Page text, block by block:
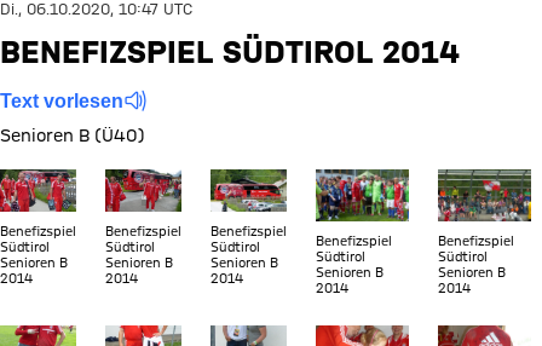
Di., 06.10.2020, 10:47 UTC
BENEFIZSPIEL SÜDTIROL 2014
Text vorlesen
Senioren B (Ü40)
Zeige in voller Größe
Benefizspiel
Südtirol
Senioren B
2014
Zeige in voller Größe
Benefizspiel
Südtirol
Senioren B
2014
Zeige in voller Größe
Benefizspiel
Südtirol
Senioren B
2014
Zeige in voller Größe
Benefizspiel
Südtirol
Senioren B
2014
Zeige in
Benefizspiel
Südtirol
Senioren B
2014
Zeige in voller GrößeZeige in voller GrößeZeige in voller GrößeZeige in voller Größe
Zeige in